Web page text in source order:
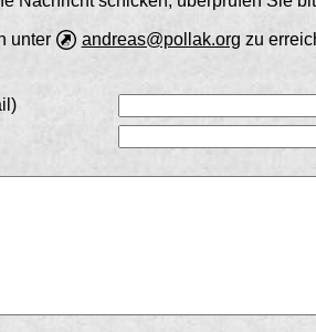
unter andreas@pollak.org zu